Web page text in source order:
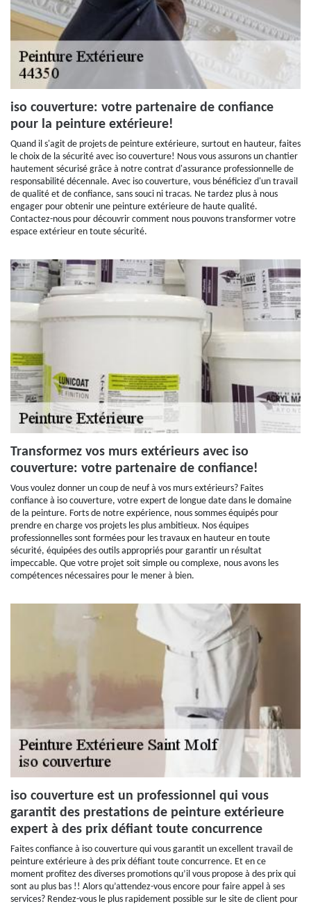
iso couverture: votre partenaire de confiance
pour la peinture extérieure!
Quand il s'agit de projets de peinture extérieure, surtout en hauteur, faites
le choix de la sécurité avec iso couverture! Nous vous assurons un chantier
hautement sécurisé grâce à notre contrat d'assurance professionnelle de
responsabilité décennale. Avec iso couverture, vous bénéficiez d'un travail
de qualité et de confiance, sans souci ni tracas. Ne tardez plus à nous
engager pour obtenir une peinture extérieure de haute qualité.
Contactez-nous pour découvrir comment nous pouvons transformer votre
espace extérieur en toute sécurité.
Transformez vos murs extérieurs avec iso
couverture: votre partenaire de confiance!
Vous voulez donner un coup de neuf à vos murs extérieurs? Faites
confiance à iso couverture, votre expert de longue date dans le domaine
de la peinture. Forts de notre expérience, nous sommes équipés pour
prendre en charge vos projets les plus ambitieux. Nos équipes
professionnelles sont formées pour les travaux en hauteur en toute
sécurité, équipées des outils appropriés pour garantir un résultat
impeccable. Que votre projet soit simple ou complexe, nous avons les
compétences nécessaires pour le mener à bien.
iso couverture est un professionnel qui vous
garantit des prestations de peinture extérieure
expert à des prix défiant toute concurrence
Faites confiance à iso couverture qui vous garantit un excellent travail de
peinture extérieure à des prix défiant toute concurrence. Et en ce
moment profitez des diverses promotions qu’il vous propose à des prix qui
sont au plus bas !! Alors qu’attendez-vous encore pour faire appel à ses
services? Rendez-vous le plus rapidement possible sur le site de client pour